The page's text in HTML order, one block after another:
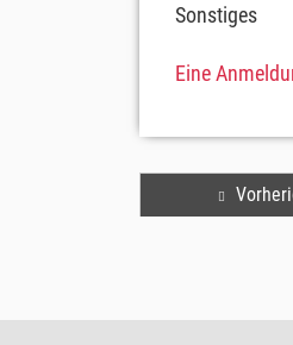
Sonstiges
Eine